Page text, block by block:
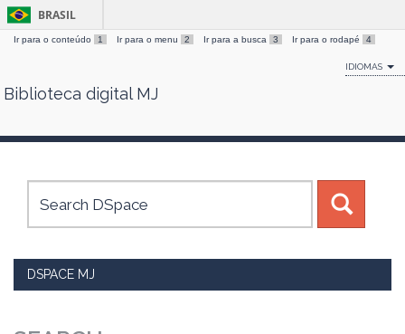
Skip
BRASIL
Ir para o conteúdo 1 Ir para o menu 2 Ir para a busca 3 Ir para o rodapé 4
IDIOMAS
Biblioteca digital MJ
DSPACE MJ